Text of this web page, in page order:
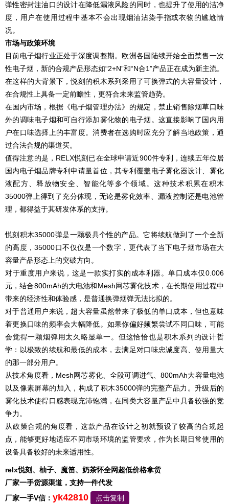
弹性密封注油口的设计在降低漏液风险的同时，也提升了使用的洁净
度，用户在使用过程中基本不会出现烟油沾染手指或衣物的尴尬情
况。
市场与政策环境
目前电子烟行业正处于深度调整期。欧洲各国陆续开始全面禁售一次
性电子烟，新的合规产品形态如“2+N”和“N合1”产品正在成为新主流。
在这样的大背景下，悦刻的积木系列采用了可换弹式的大容量设计，
在合规性上具备一定前瞻性，更符合未来监管趋势。
在国内市场，根据《电子烟管理办法》的规定，禁止销售除烟草口味
外的调味电子烟和可自行添加雾化物的电子烟。这直接影响了国内用
户在口味选择上的丰富度。消费者在选购时应充分了解当地政策，通
过合法合规的渠道买。
值得注意的是，RELX悦刻已在全球申请近900件专利，连续五年位居
国内电子烟品牌专利申请量首位，其专利覆盖电子雾化器设计、雾化
液配方、释放物安全、智能化等多个领域。这种技术积累在积木
35000弹上得到了充分体现，无论是雾化效率、漏液控制还是电池管
理，都得益于其研发体系的支持。
悦刻积木35000弹是一颗极具个性的产品。它将续航做到了一个全新
的高度，35000口不仅仅是一个数字，更代表了当下电子烟市场在大
容量产品形态上的突破方向。
对于重度用户来说，这是一款实打实的成本利器。单口成本仅0.006
元，结合800mAh的大电池和Mesh网芯雾化技术，在长期使用过程中
带来的经济性和体验感，是普通换弹烟弹无法比拟的。
对于普通用户来说，超大容量虽然带来了极低的单口成本，但也意味
着更换口味的频率会大幅降低。如果你偏好频繁尝试不同口味，可能
会觉得一颗烟弹用太久略显单一。但这恰恰也是积木系列的设计哲
学：以极致的续航和最低的成本，去满足对口味忠诚度高、使用量大
的那一部分用户。
从技术角度看，Mesh网芯雾化、全段可调进气、800mAh大容量电池
以及像素屏幕的加入，构成了积木35000弹的完整产品力。升级后的
雾化技术使得口感表现充沛饱满，在同类大容量产品中具备较强的竞
争力。
从政策合规的角度看，这款产品在设计之初就预设了较高的合规起
点，能够更好地适应不同市场环境的监管要求，作为长期日常使用的
设备具备较好的未来适用性。
relx悦刻、柚子、魔笛、奶茶怀全网超低价格拿货
厂家一手货源渠道，支持一件代发
厂家一手V信： yk42810
点击复制